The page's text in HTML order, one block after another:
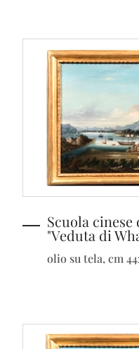
Scuola cinese
"Veduta di
olio su tela, cm